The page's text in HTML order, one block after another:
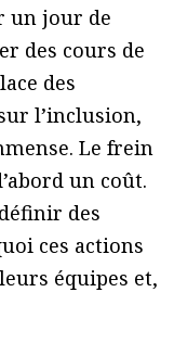
un jour de
des cours de
des
l’inclusion,
Le frein
un coût.
des
ces actions
équipes et,